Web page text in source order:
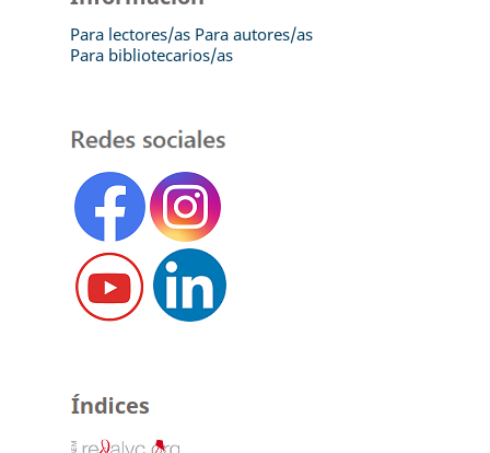
Para lectores/as Para autores/as
Para bibliotecarios/as